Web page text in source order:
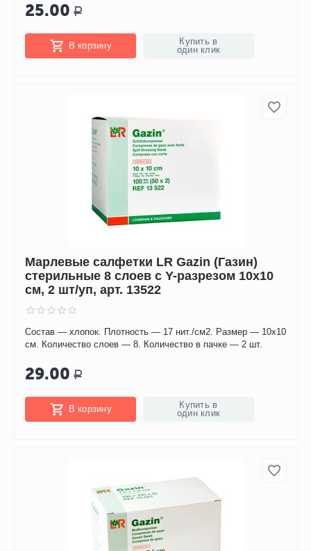
25.00 Р
В корзину
Купить в
один клик
Марлевые салфетки LR Gazin (Газин)
стерильные 8 слоев с Y-разрезом 10х10
см, 2 шт/уп, арт. 13522
Состав — хлопок. Плотность — 17 нит./см2. Размер — 10х10
см. Количество слоев — 8. Количество в пачке — 2 шт.
29.00 Р
В корзину
Купить в
один клик